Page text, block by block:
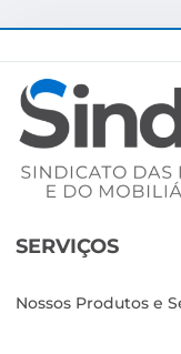
SERVIÇOS
Nossos Produtos e